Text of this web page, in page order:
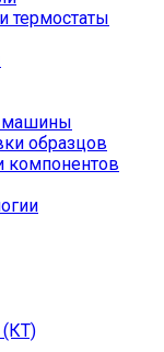
термостаты
машины
образцов
компонентов